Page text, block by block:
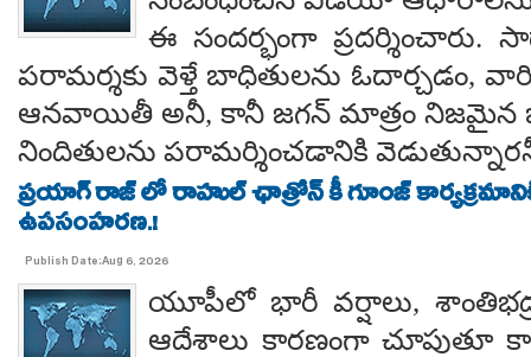
ఈ సందర్భంగా
పరామర్శకు వెళ్తే బాధితులను ఓదార్చడం,
ఆనవాయితీ అనీ, కానీ జగన్ మాత్రం నిజమైన
నిందితులను పరామర్శించడానికి
ప్రయాగ్ రాజ్ లో రాహుల్ ఛాత్రోన్ కీ గూంజ్
ఉపసంహరణ.!
Publish Date:Aug 6, 2026
యూపీలో భారీ వర్షాలు,
ఆదేశాలు కారణంగా చూపుతూ